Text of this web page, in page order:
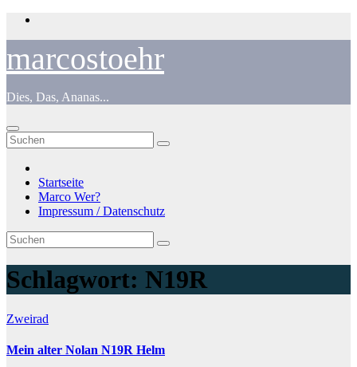
Zum
marcostoehr
Dies, Das, Ananas...
Startseite
Marco Wer?
Impressum / Datenschutz
Schlagwort: N19R
Zweirad
Mein alter Nolan N19R Helm